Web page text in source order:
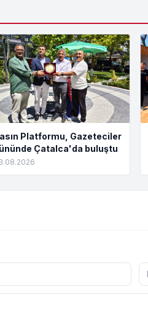
Platformu, Gazeteciler
Çatalca'da buluştu